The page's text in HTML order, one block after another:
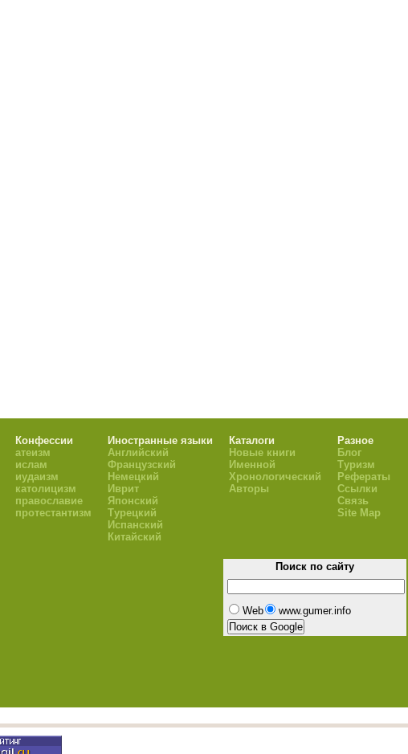
Конфессии
атеизм
ислам
иудаизм
католицизм
православие
протестантизм
Иностранные языки
Английский
Французский
Немецкий
Иврит
Японский
Турецкий
Испанский
Китайский
Каталоги
Новые книги
Именной
Хронологический
Авторы
Разное
Блог
Туризм
Рефераты
Ссылки
Связь
Site Map
Поиск по сайту
Web www.gumer.info